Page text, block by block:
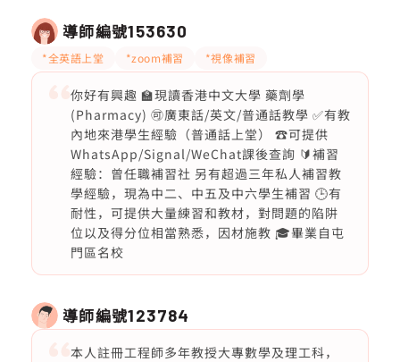
導師編號153630
*全英語上堂 *zoom補習 *視像補習
你好有興趣 🏫現讀香港中文大學 藥劑學
(Pharmacy) 🉑廣東話/英文/普通話教學 ✅有教
內地來港學生經驗（普通話上堂） ☎️可提供
WhatsApp/Signal/WeChat課後查詢 🔰補習
經驗：曾任職補習社 另有超過三年私人補習教
學經驗，現為中二、中五及中六學生補習 🕒有
耐性，可提供大量練習和教材，對問題的陷阱
位以及得分位相當熟悉，因材施教 🎓畢業自屯
門區名校
導師編號123784
本人註冊工程師多年教授大專數學及理工科，